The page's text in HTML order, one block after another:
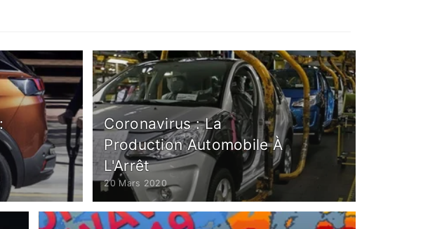
Coronavirus : La
Production Automobile À
L'Arrêt
20 Mars 2020